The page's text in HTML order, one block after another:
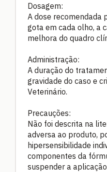
Dosagem:
A dose recomendada
gota em cada olho, a
melhora do quadro
Administração:
A duração do
gravidade do caso e
Veterinário.
Precauções:
Não foi descrita na
adversa ao produto,
hipersensibilidade
componentes da
suspender a